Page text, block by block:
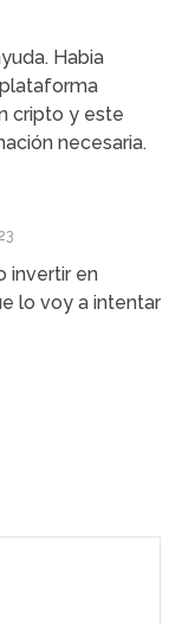
Habia
cripto y este
necesaria.
invertir en
lo voy a intentar